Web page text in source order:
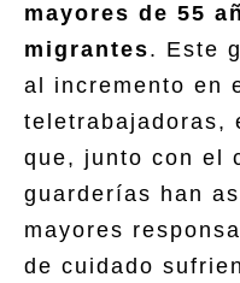
mayores de 55
migrantes. Este
al incremento en
teletrabajadoras,
que, junto con el
guarderías han
mayores
de cuidado